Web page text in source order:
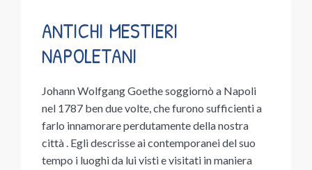
ANTICHI MESTIERI
NAPOLETANI
Johann Wolfgang Goethe soggiornò a Napoli
nel 1787 ben due volte, che furono sufficienti a
farlo innamorare perdutamente della nostra
città . Egli descrisse ai contemporanei del suo
tempo i luoghi da lui visti e visitati in maniera